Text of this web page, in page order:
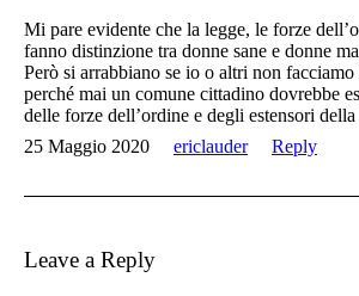
Mi pare evidente che la legge, le forze
fanno distinzione tra donne sane e donne
Però si arrabbiano se io o altri non
perché mai un comune cittadino dovrebbe
delle forze dell’ordine e degli estensori della
25 Maggio 2020
ericlauder Reply
Leave a Reply